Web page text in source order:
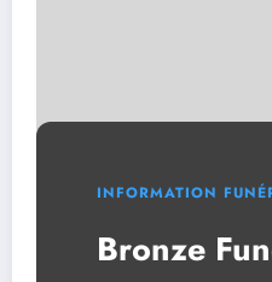
INFORMATION
Bronze